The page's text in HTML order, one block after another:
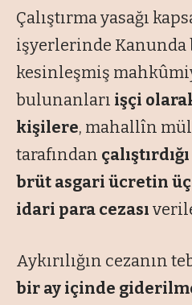
Çalıştırma yasağı
işyerlerinde
kesinleşmiş
bulunanları işçi
kişilere, mahallîn
tarafından
brüt asgari ücretin
idari para cezası
Aykırılığın cezanın
bir ay içinde